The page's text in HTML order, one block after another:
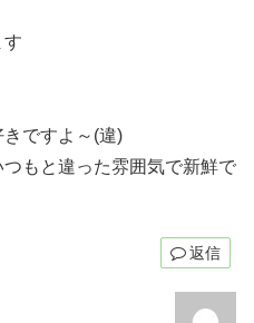
す
ですよ～(違)
もと違った雰囲気で新鮮で
返信